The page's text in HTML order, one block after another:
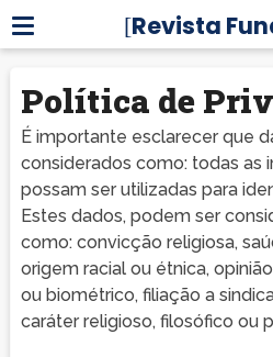
Revista
Política de
É importante esclarecer que
considerados como: todas as
possam ser utilizadas para
Estes dados, podem ser
como: convicção religiosa,
origem racial ou étnica,
ou biométrico, filiação a
caráter religioso, filosófico ou